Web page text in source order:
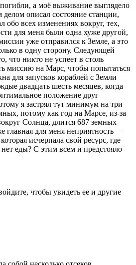
а моё выживание выглядело
описал состояние станции,
обо всех изменениях вокруг, тех,
для меня были одна хуже другой,
уже отправился к Земле, а это
в одну сторону. Следующей
что никто не успеет в столь
миссию на Марс, чтобы попытаться
для запусков кораблей с Земли
двадцать шесть месяцев, когда
положение друг
я застрял тут минимум на три
потому как год на Марсе, из-за
Солнца, длится 687 земных
главная для меня неприятность —
исчерпала свой ресурс, где
еды? С этим всем и предстояло
чтобы увидеть ее и другие